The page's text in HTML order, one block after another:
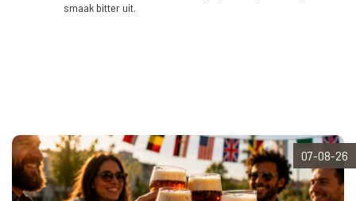
smaak bitter uit.
07-08-26